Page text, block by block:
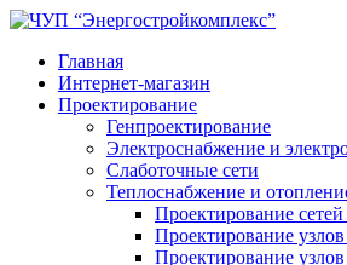
Главная
Интернет-магазин
Проектирование
Генпроектирование
Электроснабжение и
Слаботочные сети
Теплоснабжение и
Проектирование
Проектирование узлов
Проектирование